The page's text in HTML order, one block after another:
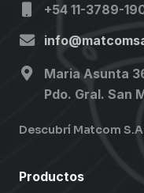
+54 11-3789-
Maria Asunta
Pdo. Gral. San
Descubrí Matcom
Productos